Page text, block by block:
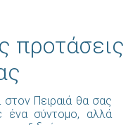
προτάσεις
Πειραιά θα σας
ένα σύντομο, αλλά